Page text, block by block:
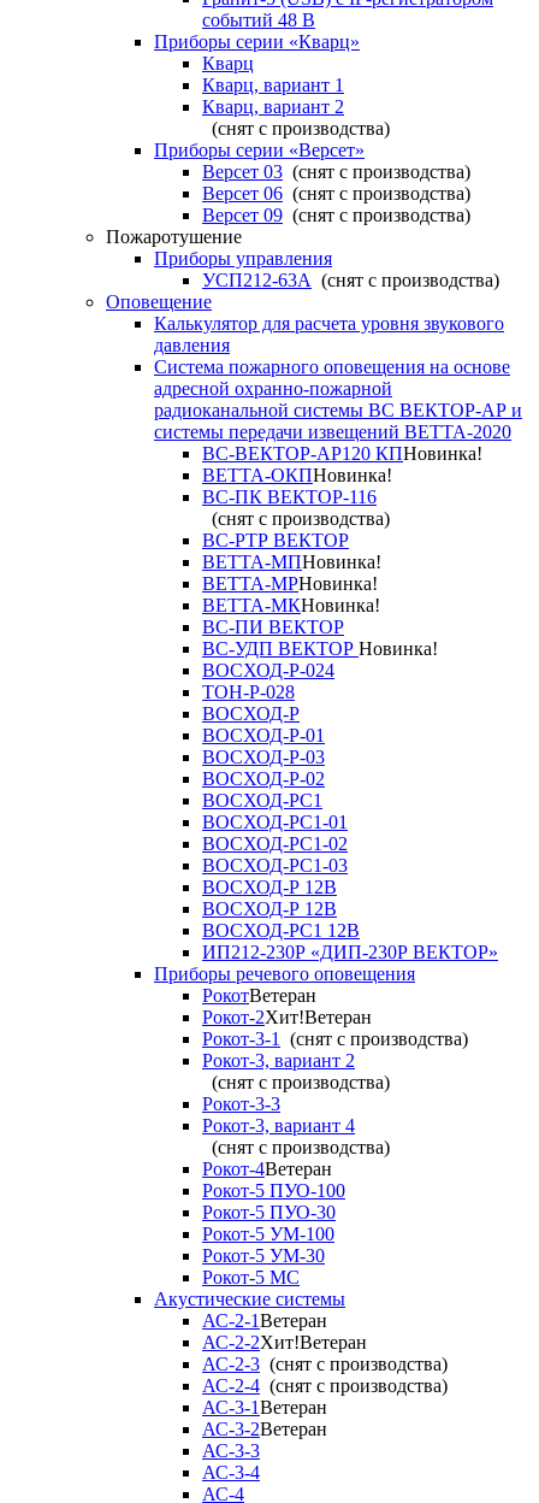
событий 48 В
Приборы серии «Кварц»
Кварц
Кварц, вариант 1
Кварц, вариант 2
(снят с производства)
Приборы серии «Версет»
Версет 03 (снят с производства)
Версет 06 (снят с производства)
Версет 09 (снят с производства)
Пожаротушение
Приборы управления
УСП212-63А (снят с производства)
Оповещение
Калькулятор для расчета уровня звукового
давления
Система пожарного оповещения на основе
адресной охранно-пожарной
радиоканальной системы ВС ВЕКТОР-АР и
системы передачи извещений ВЕТТА-2020
ВС-ВЕКТОР-АР120 КПНовинка!
ВЕТТА-ОКПНовинка!
ВС-ПК ВЕКТОР-116
(снят с производства)
ВС-РТР ВЕКТОР
ВЕТТА-МПНовинка!
ВЕТТА-МРНовинка!
ВЕТТА-МКНовинка!
ВС-ПИ ВЕКТОР
ВС-УДП ВЕКТОР Новинка!
ВОСХОД-Р-024
ТОН-Р-028
ВОСХОД-Р
ВОСХОД-Р-01
ВОСХОД-Р-03
ВОСХОД-Р-02
ВОСХОД-РС1
ВОСХОД-РС1-01
ВОСХОД-РС1-02
ВОСХОД-РС1-03
ВОСХОД-Р 12В
ВОСХОД-Р 12В
ВОСХОД-РС1 12В
ИП212-230Р «ДИП-230Р ВЕКТОР»
Приборы речевого оповещения
РокотВетеран
Рокот-2Хит!Ветеран
Рокот-3-1
(снят с производства)
Рокот-3, вариант 2
(снят с производства)
Рокот-3-3
Рокот-3, вариант 4
(снят с производства)
Рокот-4Ветеран
Рокот-5 ПУО-100
Рокот-5 ПУО-30
Рокот-5 УМ-100
Рокот-5 УМ-30
Рокот-5 МС
Акустические системы
АС-2-1Ветеран
АС-2-2Хит!Ветеран
АС-2-3 (снят с производства)
АС-2-4 (снят с производства)
АС-3-1Ветеран
АС-3-2Ветеран
АС-3-3
АС-3-4
АС-4